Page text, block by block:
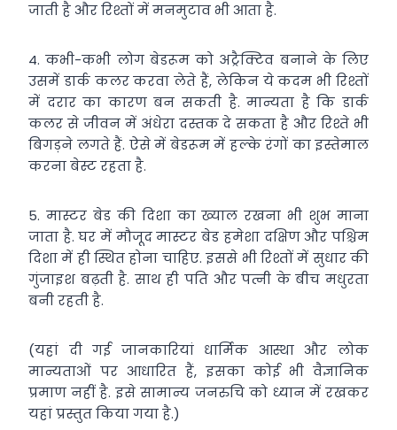
जाती है और रिश्तों में मनमुटाव भी आता है.
4. कभी-कभी लोग बेडरूम को अट्रैक्टिव बनाने के लिए
उसमें डार्क कलर करवा लेते हैं, लेकिन ये कदम भी रिश्तों
में दरार का कारण बन सकती है. मान्यता है कि डार्क
कलर से जीवन में अंधेरा दस्तक दे सकता है और रिश्ते भी
बिगड़ने लगते हैं. ऐसे में बेडरूम में हल्के रंगों का इस्तेमाल
करना बेस्ट रहता है.
5. मास्टर बेड की दिशा का ख्याल रखना भी शुभ माना
जाता है. घर में मौजूद मास्टर बेड हमेशा दक्षिण और पश्चिम
दिशा में ही स्थित होना चाहिए. इससे भी रिश्तों में सुधार की
गुंजाइश बढ़ती है. साथ ही पति और पत्नी के बीच मधुरता
बनी रहती है.
(यहां दी गई जानकारियां धार्मिक आस्था और लोक
मान्यताओं पर आधारित हैं, इसका कोई भी वैज्ञानिक
प्रमाण नहीं है. इसे सामान्य जनरुचि को ध्यान में रखकर
यहां प्रस्तुत किया गया है.)